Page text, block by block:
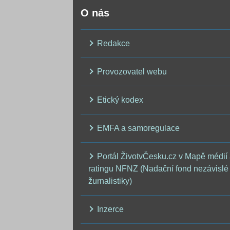
O nás
Redakce
Provozovatel webu
Etický kodex
EMFA a samoregulace
Portál ŽivotvČesku.cz v Mapě médií
ratingu NFNZ (Nadační fond nezávislé
žurnalistiky)
Inzerce